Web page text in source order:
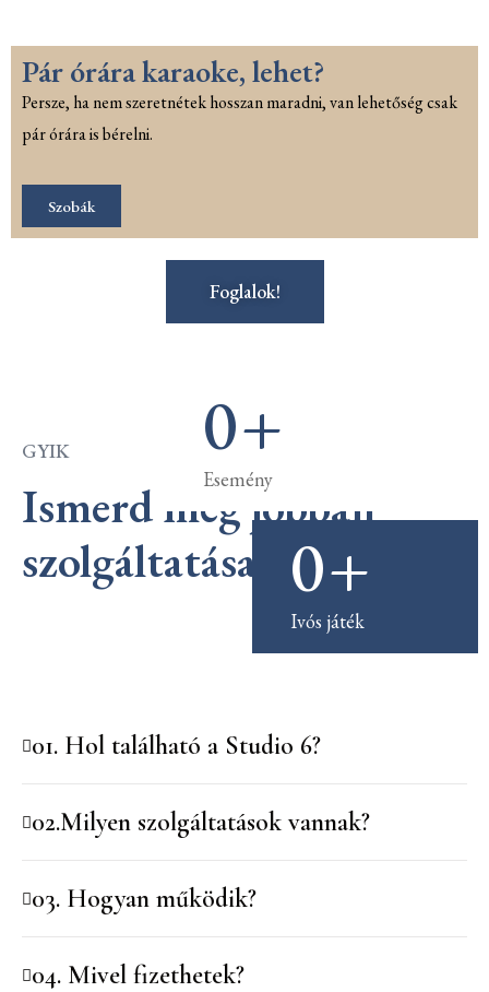
Pár órára karaoke, lehet?
Persze, ha nem szeretnétek hosszan maradni, van lehetőség csak
pár órára is bérelni.
Szobák
Foglalok!
GYIK
Ismerd meg jobban
szolgáltatásainkat!
0+
Esemény
0+
Ivós játék
01. Hol található a Studio 6?
02.Milyen szolgáltatások vannak?
03. Hogyan működik?
04. Mivel fizethetek?